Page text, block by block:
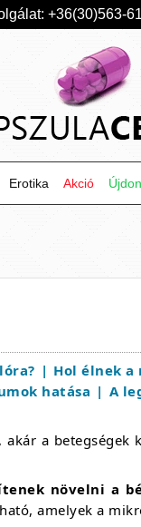
+36(30)563-
Erotika Akció
Hol élnek a
hatása A
a
növelni a
amelyek a